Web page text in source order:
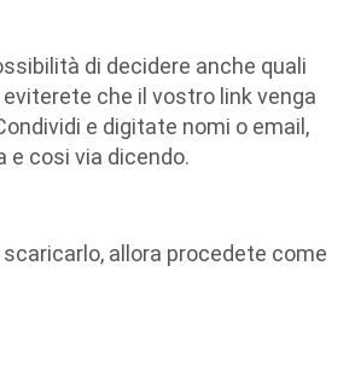
di decidere anche quali
che il vostro link venga
e digitate nomi o email,
e cosi via dicendo.
scaricarlo, allora procedete come